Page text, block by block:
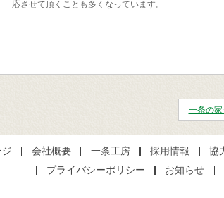
応させて頂くことも多くなっています。
一条の
会社概要 一条工房 採用情報 協
プライバシーポリシー
お知らせ